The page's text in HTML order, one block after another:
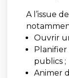
A l’issue
Ouvrir
publics ;
Animer